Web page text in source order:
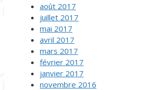
août 2017
juillet 2017
mai 2017
avril 2017
mars 2017
février 2017
janvier 2017
novembre 2016